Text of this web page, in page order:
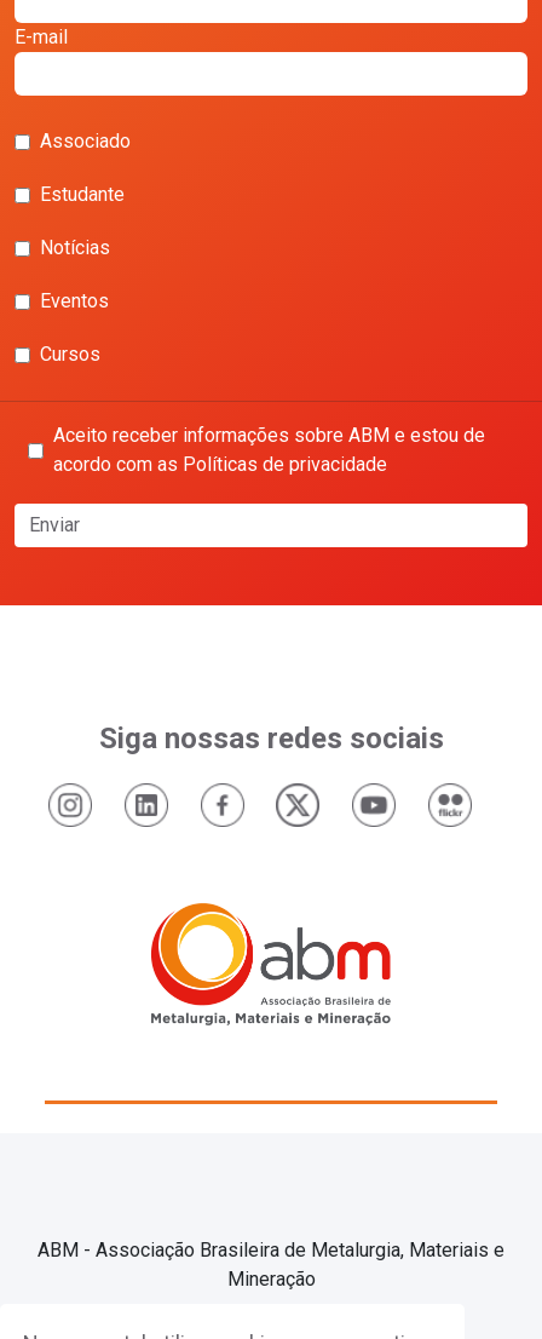
E-mail
Associado
Estudante
Notícias
Eventos
Cursos
Aceito receber informações sobre ABM e estou de
acordo com as Políticas de privacidade
Enviar
Siga nossas redes sociais
ABM - Associação Brasileira de Metalurgia, Materiais e
Mineração